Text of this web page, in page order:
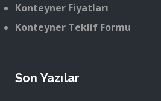
Konteyner Fiyatları
Konteyner Teklif Formu
Son Yazılar